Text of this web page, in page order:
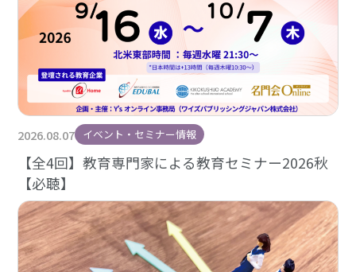
2026.08.07 イベント・セミナー情報
【全4回】教育専門家による教育セミナー2026秋
【必聴】